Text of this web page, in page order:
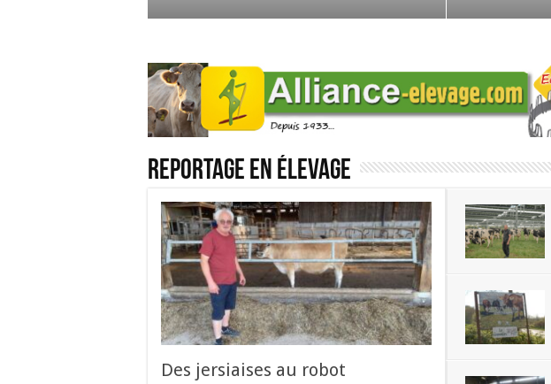
Reportage en élevage
Des jersiaises au robot